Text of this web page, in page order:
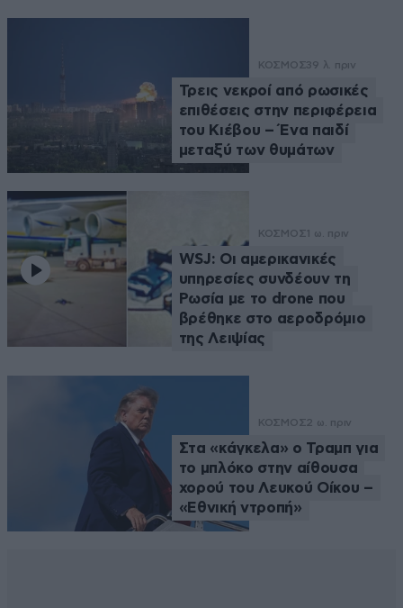
ΚΟΣΜΟΣ39 λ. πριν
Τρεις νεκροί από ρωσικές
επιθέσεις στην περιφέρεια
του Κιέβου – Ένα παιδί
μεταξύ των θυμάτων
ΚΟΣΜΟΣ 1 ω. πριν
WSJ: Οι αμερικανικές
υπηρεσίες συνδέουν τη
Ρωσία με το drone που
βρέθηκε στο αεροδρόμιο
της Λειψίας
ΚΟΣΜΟΣ2 ω. πριν
Στα «κάγκελα» ο Τραμπ για
το μπλόκο στην αίθουσα
χορού του Λευκού Οίκου –
«Εθνική ντροπή»